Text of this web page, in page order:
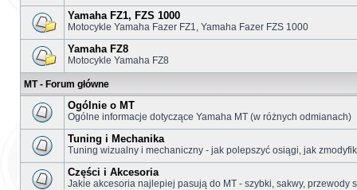
Yamaha FZ1, FZS 1000
Motocykle Yamaha Fazer FZ1, Yamaha Fazer FZS 1000
Yamaha FZ8
Motocykle Yamaha FZ8
MT - Forum główne
Ogólnie o MT
Ogólne informacje dotyczące Yamaha MT (w różnych odmianach)
Tuning i Mechanika
Tuning wizualny i mechaniczny - jak polepszyć osiągi, jak
Części i Akcesoria
Jakie akcesoria najlepiej pasują do MT - szybki, sakwy, przewody